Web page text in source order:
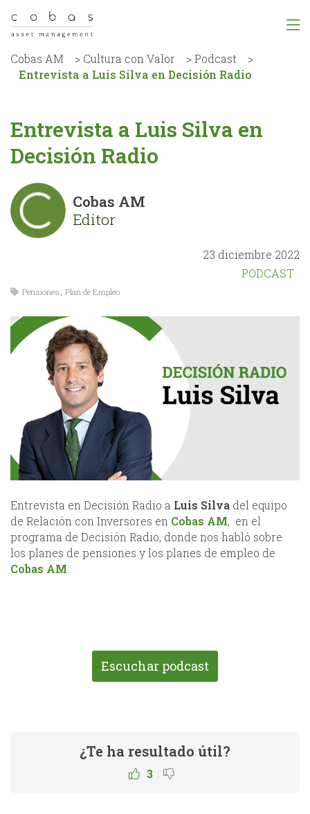
Cobas AM > Cultura con Valor >Podcast
>
Entrevista a Luis Silva en Decisión Radio
Entrevista a Luis Silva en
Decisión Radio
Cobas AM
Editor
23 diciembre 2022
PODCAST
Pensiones , Plan de Empleo
Entrevista en Decisión Radio a Luis Silva del equipo
de Relación con Inversores en Cobas AM, en el
programa de Decisión Radio, donde nos habló sobre
los planes de pensiones y los planes de empleo de
Cobas AM
Escuchar podcast
¿Te ha resultado útil?
3 |